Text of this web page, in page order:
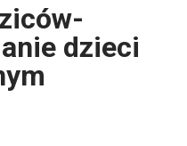
dzieci